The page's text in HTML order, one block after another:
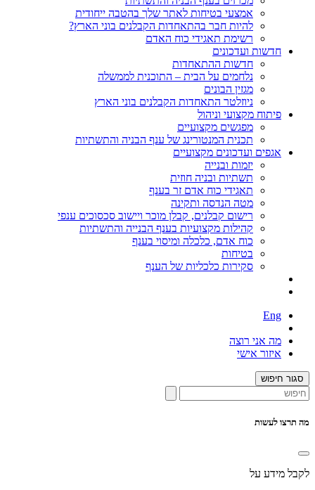
אמצעי בטיחות לאתר שלך בהטבה ייחודית
להיות חבר בהתאחדות הקבלנים בוני הארץ?
רשימת תאגידי כוח האדם
חדשות ועדכונים
חדשות ההתאחדות
נלחמים על הבית – התוכנית לממשלה
מגזין הבונים
ניוזלטר התאחדות הקבלנים בוני הארץ
פיתוח מקצועי וניהול
מפגשים מקצועיים
תכנית המנטורינג של ענף הבניה והתשתיות
אגפים ועדכונים מקצועיים
יזמות ובנייה
תשתיות ובניה חוזית
תאגידי כוח אדם זר בענף
מטה הנדסה ותקינה
רישום קבלנים, קבלן מוכר ויישוב סכסוכים ענפי
קהילות מקצועיות בענף הבנייה והתשתיות
כוח אדם, כלכלה ומיסוי בענף
בטיחות
סקירות כלכליות של הענף
Eng
מה אני רוצה
איזור אישי
סגור חיפוש
מה תרצו לעשות
לקבל מידע על